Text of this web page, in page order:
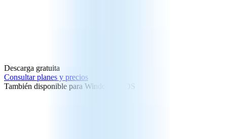
Descarga gratuita
Consultar planes y precios
También disponible para Windows e iOS